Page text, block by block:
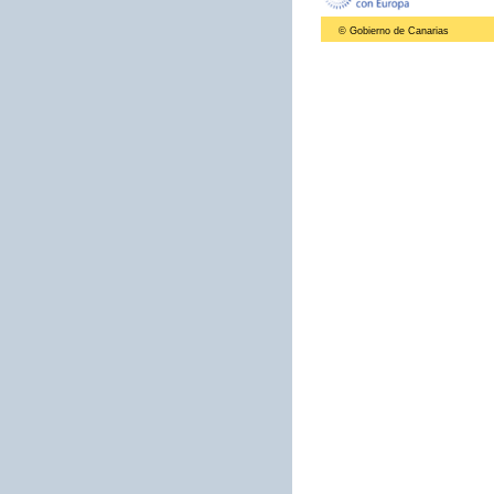
© Gobierno de Canarias